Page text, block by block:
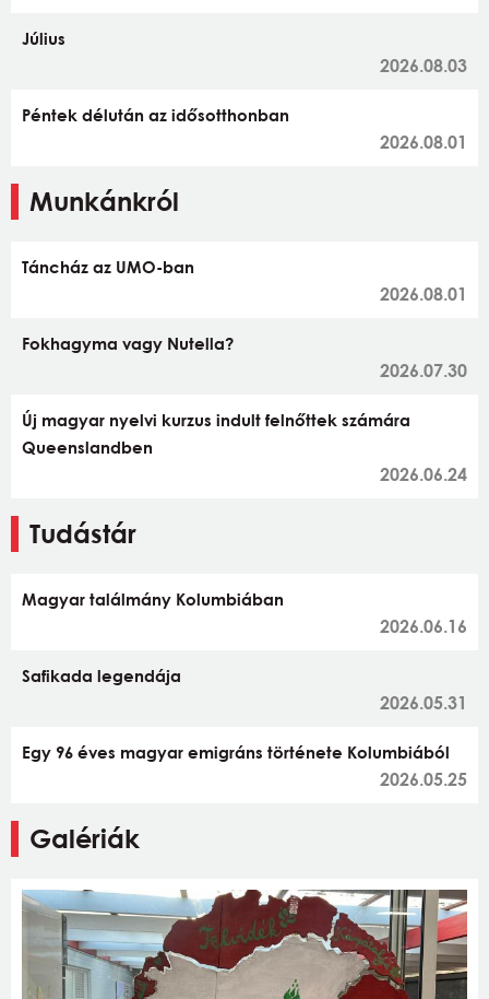
Július
2026.08.03
Péntek délután az idősotthonban
2026.08.01
Munkánkról
Táncház az UMO-ban
2026.08.01
Fokhagyma vagy Nutella?
2026.07.30
Új magyar nyelvi kurzus indult felnőttek számára
Queenslandben
2026.06.24
Tudástár
Magyar találmány Kolumbiában
2026.06.16
Safikada legendája
2026.05.31
Egy 96 éves magyar emigráns története Kolumbiából
2026.05.25
Galériák